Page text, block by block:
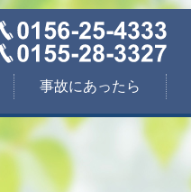
事故にあったら